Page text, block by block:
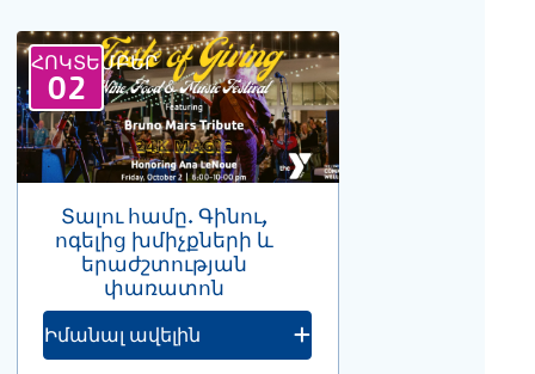
ՀՈԿՏԵՄԲԵՐ
02
Տալու համը. Գինու,
ոգելից խմիչքների և
երաժշտության
փառատոն
Իմանալ ավելին